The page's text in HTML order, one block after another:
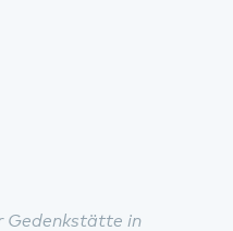
Gedenkstätte in